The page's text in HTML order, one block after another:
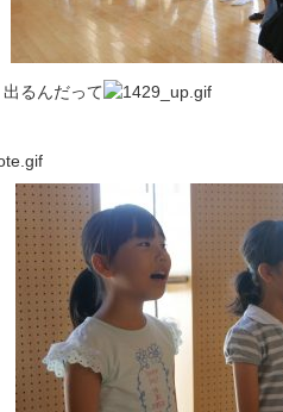
るんだって